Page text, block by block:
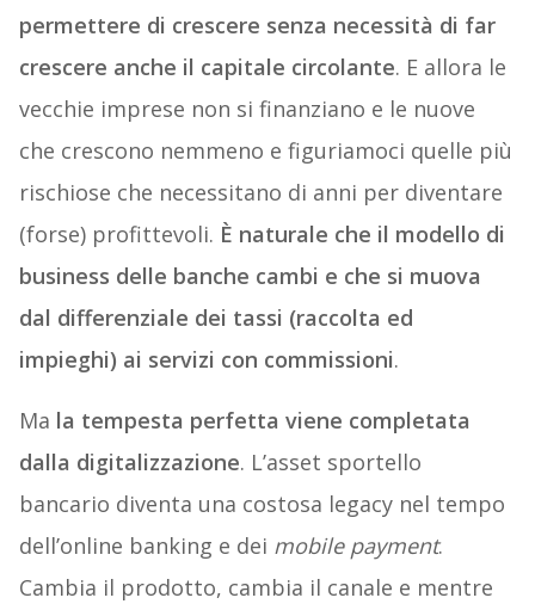
permettere di crescere senza necessità di far
crescere anche il capitale circolante. E allora le
vecchie imprese non si finanziano e le nuove
che crescono nemmeno e figuriamoci quelle più
rischiose che necessitano di anni per diventare
(forse) profittevoli. È naturale che il modello di
business delle banche cambi e che si muova
dal differenziale dei tassi (raccolta ed
impieghi) ai servizi con commissioni.
Ma la tempesta perfetta viene completata
dalla digitalizzazione. L’asset sportello
bancario diventa una costosa legacy nel tempo
dell’online banking e dei mobile payment.
Cambia il prodotto, cambia il canale e mentre